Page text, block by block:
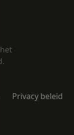
Privacy beleid